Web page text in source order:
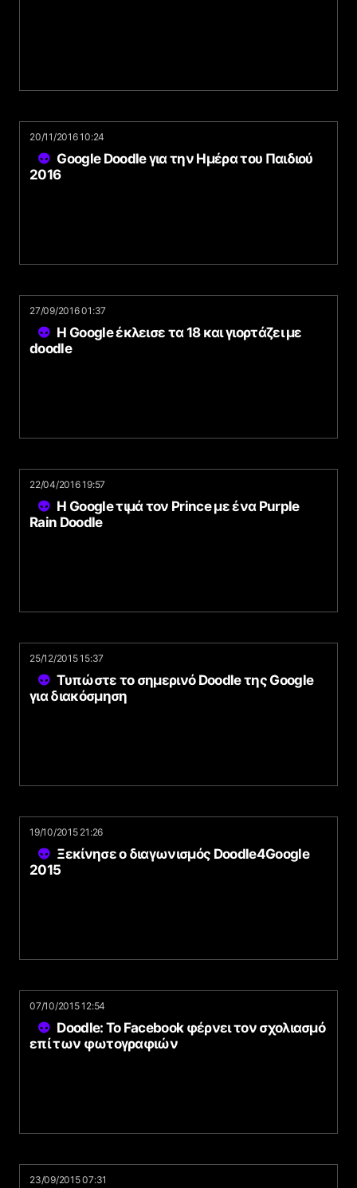
20/11/2016 10:24
Google Doodle για την Ημέρα του Παιδιού
2016
27/09/2016 01:37
H Google έκλεισε τα 18 και γιορτάζει με
doodle
22/04/2016 19:57
Η Google τιμά τον Prince με ένα Purple
Rain Doodle
25/12/2015 15:37
Τυπώστε το σημερινό Doodle της Google
για διακόσμηση
19/10/2015 21:26
Ξεκίνησε ο διαγωνισμός Doodle4Google
2015
07/10/2015 12:54
Doodle: Το Facebook φέρνει τον σχολιασμό
επί των φωτογραφιών
23/09/2015 07:31